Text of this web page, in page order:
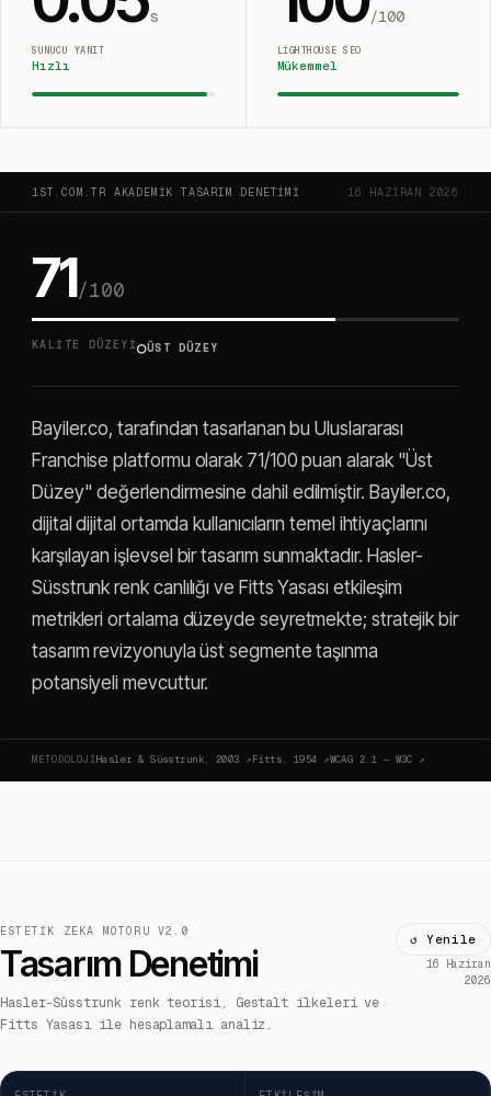
s
SUNUCU YANIT
Hızlı
/100
LIGHTHOUSE SEO
Mükemmel
1ST.COM.TR AKADEMIK TASARIM DENETIMI 16 HAZIRAN 2026
71/100
KALITE DÜZEYI○ÜST DÜZEY
Bayiler.co, tarafından tasarlanan bu Uluslararası
Franchise platformu olarak 71/100 puan alarak "Üst
Düzey" değerlendirmesine dahil edilmiştir. Bayiler.co,
dijital dijital ortamda kullanıcıların temel ihtiyaçlarını
karşılayan işlevsel bir tasarım sunmaktadır. Hasler-
Süsstrunk renk canlılığı ve Fitts Yasası etkileşim
metrikleri ortalama düzeyde seyretmekte; stratejik bir
tasarım revizyonuyla üst segmente taşınma
potansiyeli mevcuttur.
METODOLOJIHasler & Süsstrunk, 2003 ↗Fitts, 1954 ↗WCAG 2.1 — W3C ↗
ESTETIK ZEKA MOTORU V2.0
Tasarım Denetimi
Hasler-Süsstrunk renk teorisi, Gestalt ilkeleri ve
Fitts Yasası ile hesaplamalı analiz.
↺ Yenile
16 Haziran
2026